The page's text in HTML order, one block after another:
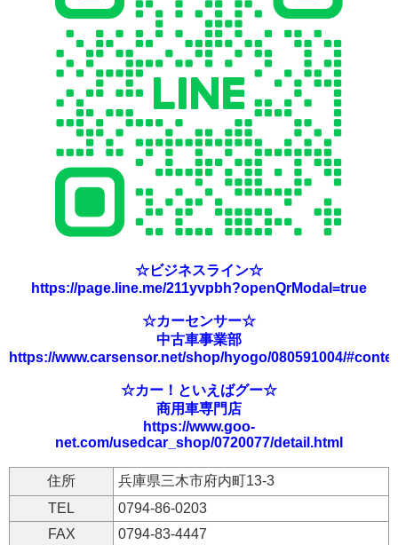
☆ビジネスライン☆
https://page.line.me/211yvpbh?openQrModal=true
☆カーセンサー☆
中古車事業部
https://www.carsensor.net/shop/hyogo/080591004/
☆カー！といえばグー☆
商用車専門店
https://www.goo-
net.com/usedcar_shop/0720077/detail.html
住所
兵庫県三木市府内町13-3
TEL
0794-86-0203
FAX
0794-83-4447